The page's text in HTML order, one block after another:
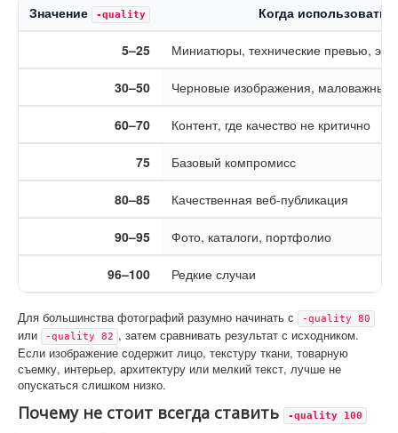
Значение -quality Когда использовать
5–25 Миниатюры, технические превью,
30–50 Черновые изображения, маловажные
60–70 Контент, где качество не критично
75 Базовый компромисс
80–85 Качественная веб-публикация
90–95 Фото, каталоги, портфолио
96–100 Редкие случаи
Для большинства фотографий разумно начинать с -quality 80
или -quality 82 , затем сравнивать результат с исходником.
Если изображение содержит лицо, текстуру ткани, товарную
съемку, интерьер, архитектуру или мелкий текст, лучше не
опускаться слишком низко.
Почему не стоит всегда ставить -quality 100